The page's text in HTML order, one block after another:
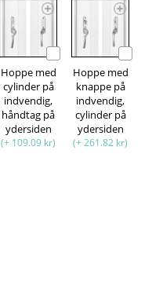
Hoppe med
cylinder på
indvendig,
håndtag på
ydersiden
(+ 109.09 kr)
Hoppe med
knappe på
indvendig,
cylinder på
ydersiden
(+ 261.82 kr)